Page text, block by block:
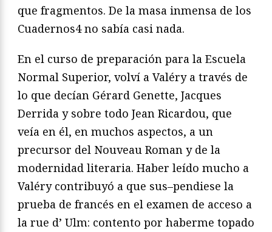
que fragmentos. De la masa inmensa de los
Cuadernos4no sabía casi nada.
En el curso de preparación para la Escuela
Normal Superior, volví a Valéry a través de
lo que decían Gérard Genette, Jacques
Derrida y sobre todo Jean Ricardou, que
veía en él, en muchos aspectos, a un
precursor del Nouveau Roman y de la
modernidad literaria. Haber leído mucho a
Valéry contribuyó a que sus–pendiese la
prueba de francés en el examen de acceso a
la rue d’ Ulm: contento por haberme topado